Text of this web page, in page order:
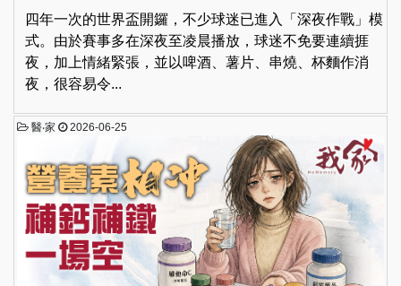
四年一次的世界盃開鑼，不少球迷已進入「深夜作戰」模
式。由於賽事多在深夜至凌晨播放，球迷不免要連續捱
夜，加上情緒緊張，並以啤酒、薯片、串燒、杯麵作消
夜，很容易令...
醫‧家 2026-06-25